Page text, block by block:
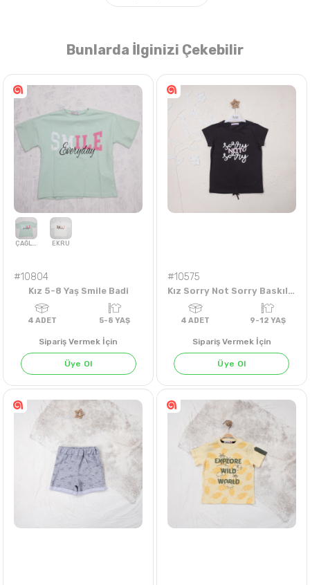
Nasıl Sipariş Veririm?
Bunlarda İlginizi Çekebilir
ÇAĞLA YEŞİLİ EKRU
#10804
Kız 5-8 Yaş Smile Badi
4 5-8 YAŞ
Sipariş Vermek İçin
Üye Ol
#10575
Kız Sorry Not Sorry Baskılı 9-12 Yaş Badi
ADET 9-12
Sipariş Vermek İçin
Üye Ol